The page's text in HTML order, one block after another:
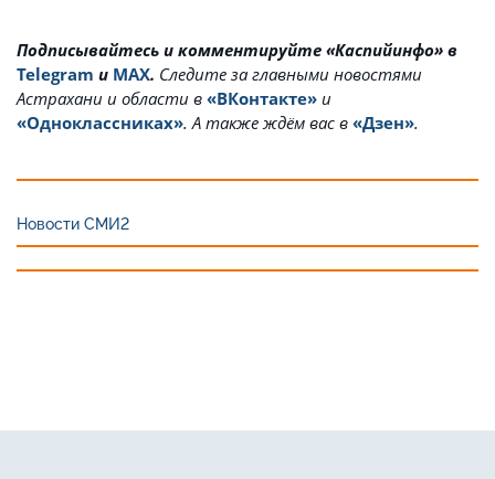
Подписывайтесь и комментируйте «Каспийинфо» в
Telegram и MAX. Cледите за главными новостями
Астрахани и области в «ВКонтакте» и
«Одноклассниках». А также ждём вас в «Дзен».
Новости СМИ2